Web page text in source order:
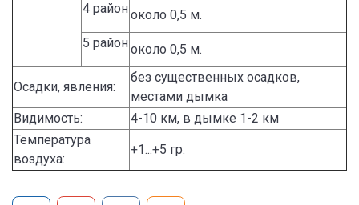
4 районоколо 0,5 м.
5 районоколо 0,5 м.
Осадки, явления:
без существенных осадков,
местами дымка
Видимость:
4-10 км, в дымке 1-2 км
Температура
воздуха:
+1...+5 гр.